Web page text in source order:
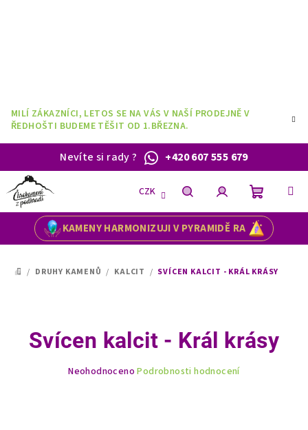
MILÍ ZÁKAZNÍCI, LETOS SE NA VÁS V NAŠÍ PRODEJNĚ V
ŘEDHOŠTI BUDEME TĚŠIT OD 1.BŘEZNA.
Nevíte si rady? +420 607 555 679
KAMENY HARMONIZUJI V PYRAMIDĚ RA
CZK
HledatPřihlášeníNákupní
DOMŮ
/ DRUHY KAMENŮ / KALCIT / SVÍCEN KALCIT - KRÁL KRÁSY
Svícen kalcit - Král krásy
Neohodnoceno Podrobnosti hodnocení